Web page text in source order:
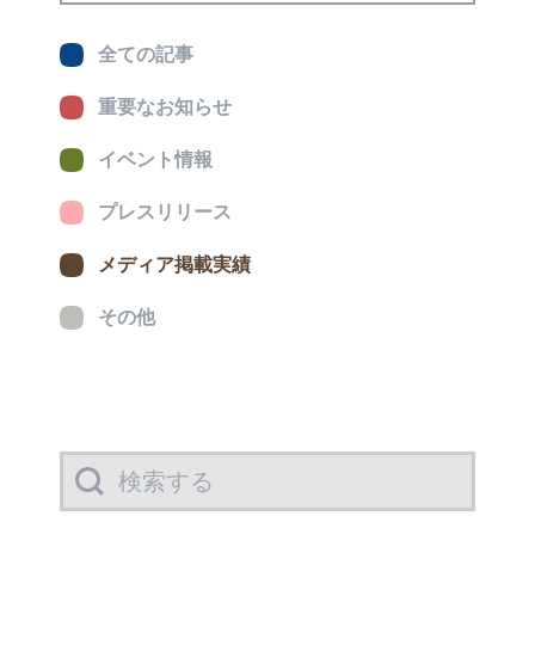
全ての記事
重要なお知らせ
イベント情報
プレスリリース
メディア掲載実績
その他